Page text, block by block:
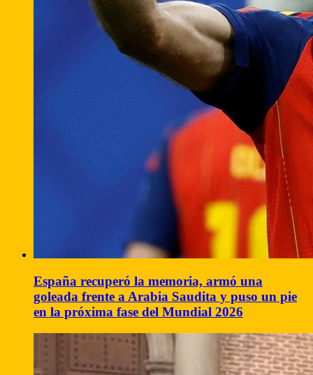
España recuperó la memoria, armó una
goleada frente a Arabia Saudita y puso un pie
en la próxima fase del Mundial 2026